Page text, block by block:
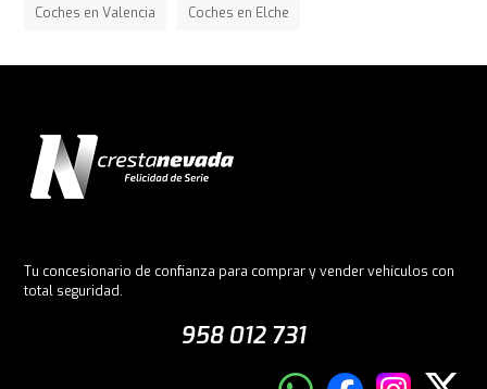
Coches en Valencia Coches en Elche
Tu concesionario de confianza para comprar y vender vehículos con
total seguridad.
958 012 731